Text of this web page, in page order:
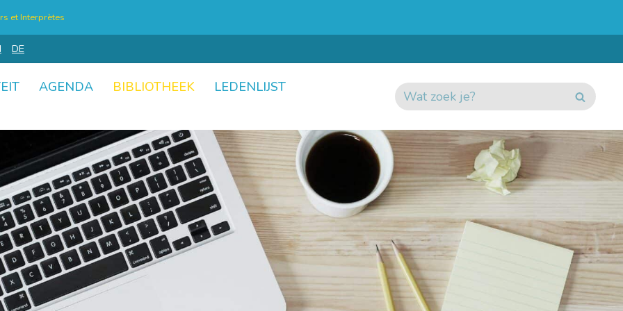
et Interprètes
DE
AGENDA BIBLIOTHEEK
LEDENLIJST